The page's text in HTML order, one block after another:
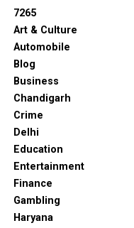
7265
Art & Culture
Automobile
Blog
Business
Chandigarh
Crime
Delhi
Education
Entertainment
Finance
Gambling
Haryana